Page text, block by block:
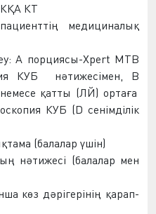
КҚА КТ
пациенттің медициналық
А порциясы-Xpert MTB
КУБ нәтижесімен, В
қатты (ЛЙ) ортаға
КУБ (D сенімділік
(балалар үшін)
нәтижесі (балалар мен
көз дәрігерінің қарап-